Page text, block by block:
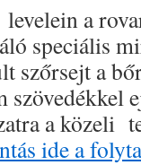
a
speciális
szőrsejt a
szövedékkel
a közeli
ide a